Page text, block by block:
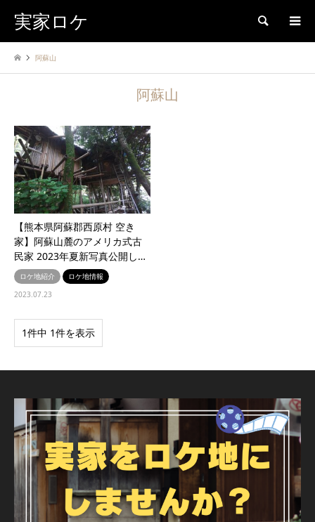
実家ロケ 検索
阿蘇山
阿蘇山
【熊本県阿蘇郡西原村 空き
家】阿蘇山麓のアメリカ式古
民家 2023年夏新写真公開し…
ロケ地紹介
ロケ地情報
2023.07.23
1件中 1件を表示